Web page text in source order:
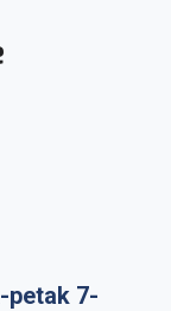
petak 7-